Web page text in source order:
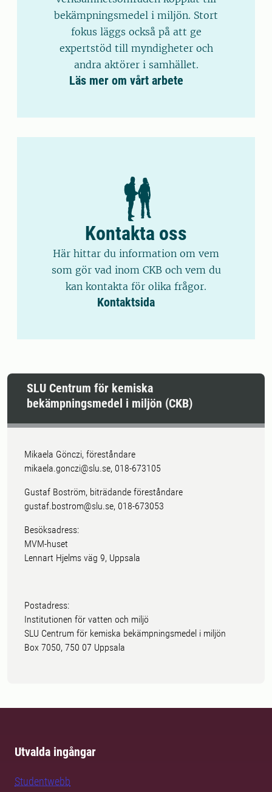
bekämpningsmedel i miljön. Stort
fokus läggs också på att ge
expertstöd till myndigheter och
andra aktörer i samhället.
Läs mer om vårt arbete
Kontakta oss
Här hittar du information om vem
som gör vad inom CKB och vem du
kan kontakta för olika frågor.
Kontaktsida
SLU Centrum för kemiska
bekämpningsmedel i miljön (CKB)
Mikaela Gönczi, föreståndare
mikaela.gonczi@slu.se, 018-673105
Gustaf Boström, biträdande föreståndare
gustaf.bostrom@slu.se, 018-673053
Besöksadress:
MVM-huset
Lennart Hjelms väg 9, Uppsala
Postadress:
Institutionen för vatten och miljö
SLU Centrum för kemiska bekämpningsmedel i miljön
Box 7050, 750 07 Uppsala
Utvalda ingångar
Studentwebb